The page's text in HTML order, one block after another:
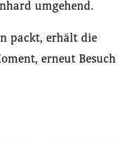
umgehend.
packt, erhält die
erneut Besuch